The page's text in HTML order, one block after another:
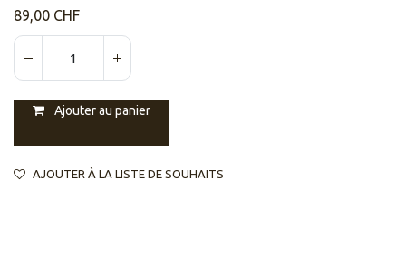
89,00 CHF
Ajouter au panier
AJOUTER À LA LISTE DE SOUHAITS